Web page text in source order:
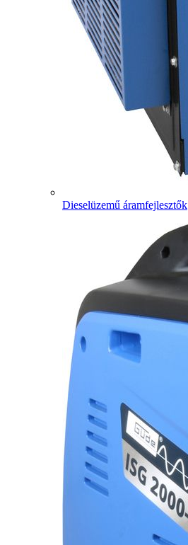
Dieselüzemű áramfejlesztők